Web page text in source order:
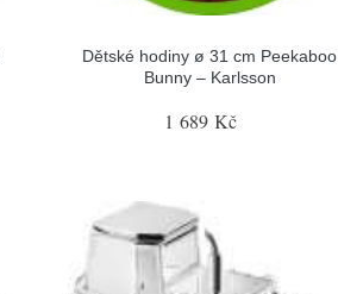
Dětské hodiny ø 31 cm Peekaboo
Bunny – Karlsson
1 689 Kč